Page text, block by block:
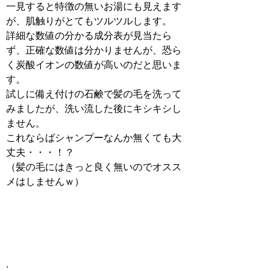
一見すると特徴の無いお湯にも見えます
が、肌触りがとてもツルツルします。
詳細な数値の分かる成分表が見当たら
ず、正確な数値は分かりませんが、恐ら
く炭酸イオンの数値が高いのだと思いま
す。
試しに備え付けの石鹸で髪の毛を洗って
みましたが、洗い流した後にキシキシし
ません。
これならばシャンプーなんか無くても大
丈夫・・・！？
（髪の毛にはきっと良く無いのでオスス
メはしませんｗ）
.